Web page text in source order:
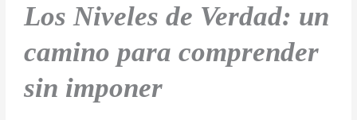
Los Niveles de Verdad: un
camino para comprender
sin imponer